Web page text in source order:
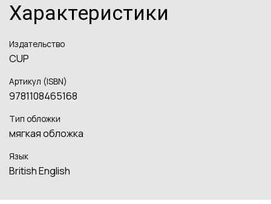
Характеристики
Издательство
CUP
Артикул (ISBN)
9781108465168
Тип обложки
мягкая обложка
Язык
British English